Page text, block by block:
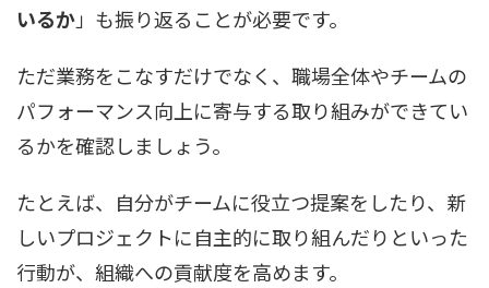
いるか」も振り返ることが必要です。
ただ業務をこなすだけでなく、職場全体やチームの
パフォーマンス向上に寄与する取り組みができてい
るかを確認しましょう。
たとえば、自分がチームに役立つ提案をしたり、新
しいプロジェクトに自主的に取り組んだりといった
行動が、組織への貢献度を高めます。